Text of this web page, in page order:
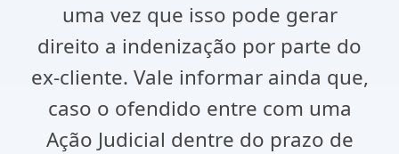
uma vez que isso pode gerar
direito a indenização por parte do
ex-cliente. Vale informar ainda que,
caso o ofendido entre com uma
Ação Judicial dentre do prazo de